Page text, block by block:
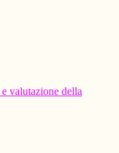
valutazione della